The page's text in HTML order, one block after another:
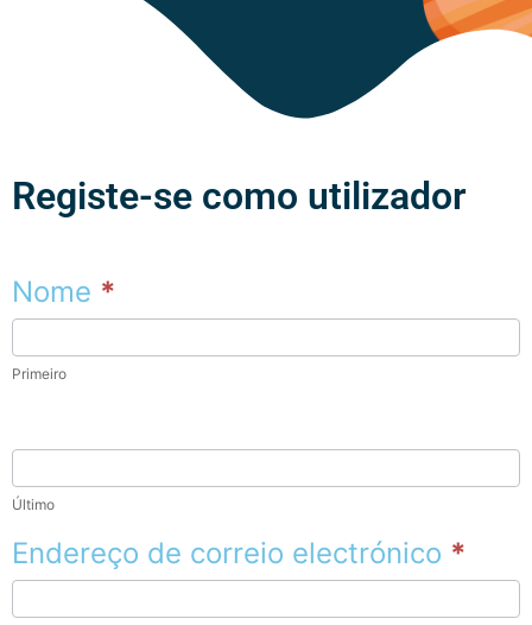
Registe-se como utilizador
Nome *
Primeiro
Último
Endereço de correio electrónico *